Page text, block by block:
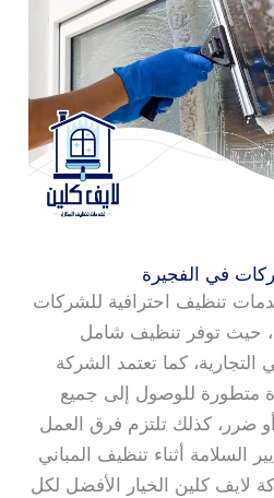
في الفجيرة
تنظيف احترافية للشركات
حيث توفر تنظيف شامل
التجارية، كما تعتمد الشركة
متطورة للوصول إلى جميع
ضرر، كذلك تلتزم فرق العمل
السلامة أثناء تنظيف المباني
لايف كلين الخيار الأفضل لكل